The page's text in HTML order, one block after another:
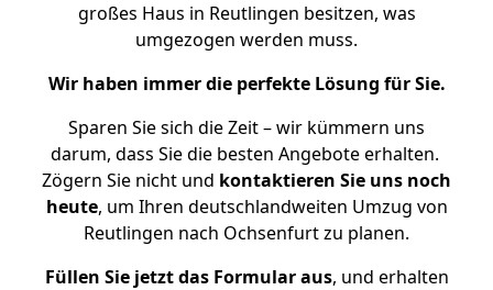
großes Haus in Reutlingen besitzen, was
umgezogen werden muss.
Wir haben immer die perfekte Lösung für Sie.
Sparen Sie sich die Zeit – wir kümmern uns
darum, dass Sie die besten Angebote erhalten.
Zögern Sie nicht und kontaktieren Sie uns noch
heute, um Ihren deutschlandweiten Umzug von
Reutlingen nach Ochsenfurt zu planen.
Füllen Sie jetzt das Formular aus, und erhalten